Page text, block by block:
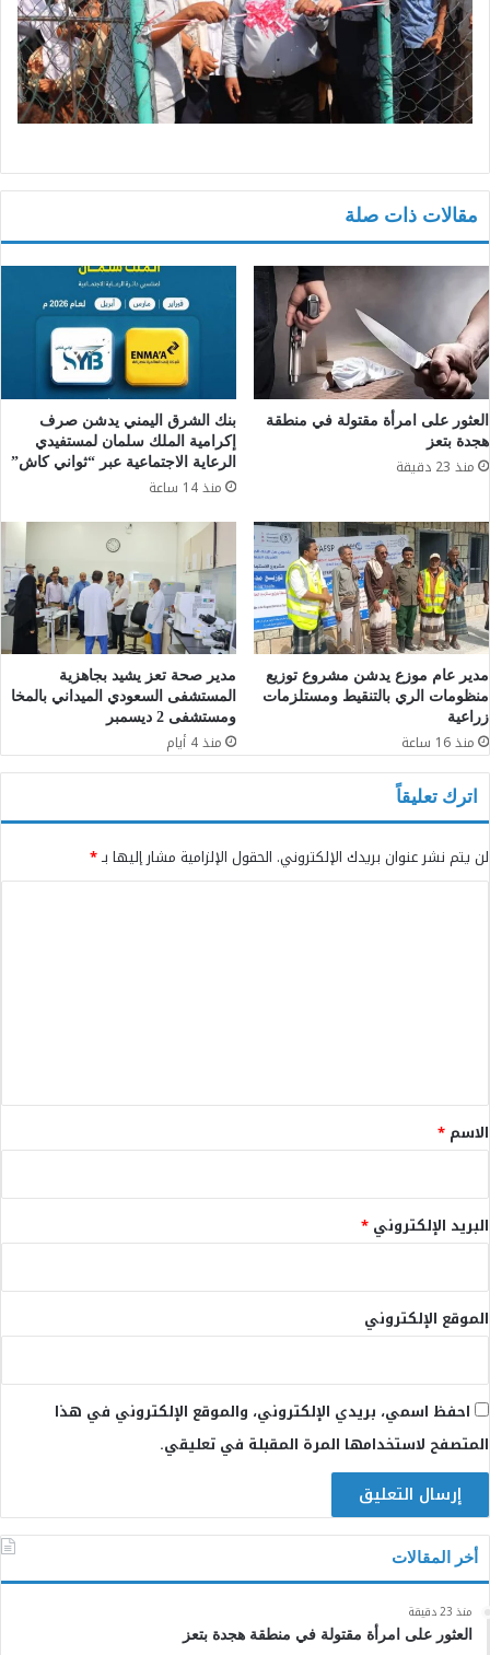
مقالات ذات صلة
العثور على امرأة مقتولة في منطقة
هجدة بتعز
منذ 23 دقيقة
بنك الشرق اليمني يدشن صرف
إكرامية الملك سلمان لمستفيدي
الرعاية الاجتماعية عبر “ثواني كاش”
منذ 14 ساعة
مدير عام موزع يدشن مشروع توزيع
منظومات الري بالتنقيط ومستلزمات
زراعية
منذ 16 ساعة
مدير صحة تعز يشيد بجاهزية
المستشفى السعودي الميداني بالمخا
ومستشفى 2 ديسمبر
منذ 4 أيام
اترك تعليقاً
لن يتم نشر عنوان بريدك الإلكتروني. الحقول الإلزامية مشار إليها بـ*
*
الاسم *
البريد الإلكتروني *
الموقع الإلكتروني
احفظ اسمي، بريدي الإلكتروني، والموقع الإلكتروني في هذا
المتصفح لاستخدامها المرة المقبلة في تعليقي.
أخر المقالات
منذ 23 دقيقة
العثور على امرأة مقتولة في منطقة هجدة بتعز